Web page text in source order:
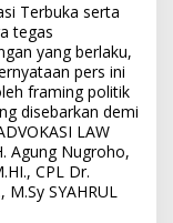
Terbuka serta
tegas
yang berlaku,
pers ini
framing politik
disebarkan demi
LAW
Agung Nugroho,
CPL Dr.
SYAHRUL